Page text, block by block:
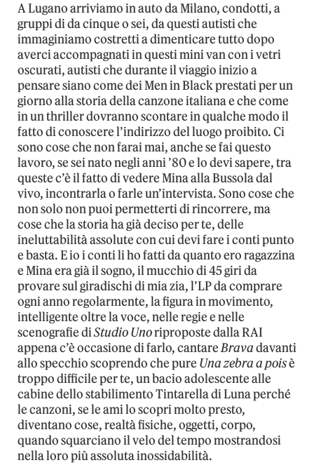
A Lugano arriviamo in auto da Milano, condotti, a
gruppi di da cinque o sei, da questi autisti che
immaginiamo costretti a dimenticare tutto dopo
averci accompagnati in questi mini van con i vetri
oscurati, autisti che durante il viaggio inizio a
pensare siano come dei Men in Black prestati per un
giorno alla storia della canzone italiana e che come
in un thriller dovranno scontare in qualche modo il
fatto di conoscere l’indirizzo del luogo proibito. Ci
sono cose che non farai mai, anche se fai questo
lavoro, se sei nato negli anni ’80 e lo devi sapere, tra
queste c’è il fatto di vedere Mina alla Bussola dal
vivo, incontrarla o farle un’intervista. Sono cose che
non solo non puoi permetterti di rincorrere, ma
cose che la storia ha già deciso per te, delle
ineluttabilità assolute con cui devi fare i conti punto
e basta. E io i conti li ho fatti da quanto ero ragazzina
e Mina era già il sogno, il mucchio di 45 giri da
provare sul giradischi di mia zia, l’LP da comprare
ogni anno regolarmente, la figura in movimento,
intelligente oltre la voce, nelle regie e nelle
scenografie diStudio Unoriproposte dalla RAI
appena c’è occasione di farlo, cantareBravadavanti
allo specchio scoprendo che pure Una zebra a poisè
troppo difficile per te, un bacio adolescente alle
cabine dello stabilimento Tintarella di Luna perché
le canzoni, se le ami lo scopri molto presto,
diventano cose, realtà fisiche, oggetti, corpo,
quando squarciano il velo del tempo mostrandosi
nella loro più assoluta inossidabilità.